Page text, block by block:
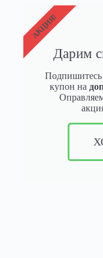
Дарим
купон на
АКЦИЯ!